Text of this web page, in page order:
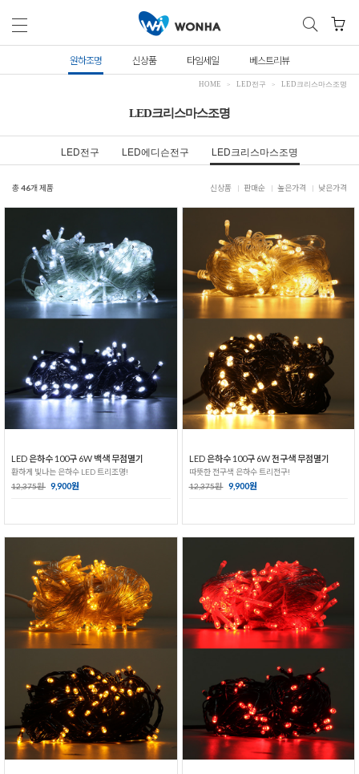
원하조명 신상품 타임세일 베스트리뷰
HOME LED전구 LED크리스마스조명
LED크리스마스조명
LED전구 LED에디슨전구 LED크리스마스조명
총46개 제품 신상품 판매순 높은가격 낮은가격
LED 은하수 100구 6W 백색 무점멸기
환하게 빛나는 은하수 LED 트리조명!
12,375원 9,900원
LED 은하수 100구 6W 전구색 무점멸기
따뜻한 전구색 은하수 트리전구!
12,375원 9,900원